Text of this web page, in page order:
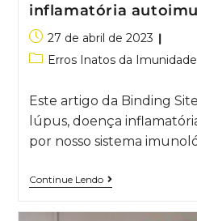
inflamatória
27 de abril de 2023
Erros Inatos da Imunidade
Este artigo da Binding
lúpus, doença
por nosso sistema
Continue Lendo